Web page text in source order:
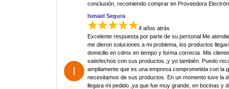
conclusión, recomiendo comprar en Proveedora
Ismael Segura
4 años atrás
Excelente respuesta por parte de su personal Me
me dieron soluciones a mi problema, los productos
domicilio en cdmx en tiempo y forma correcta. Mis
satisfechos con sus productos ,y yo también. Puedo
ampliamente que es una empresa comprometida con la
necesitamos de sus productos. En un momento tuve la
llegara mi pedido ,ya que fue muy grande, en bocinas y